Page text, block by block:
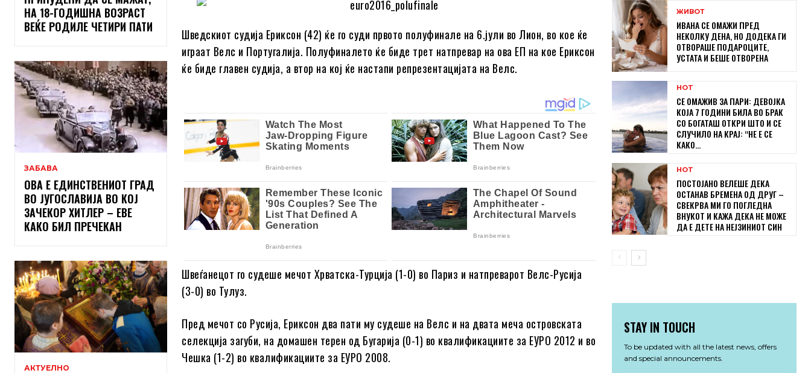
НА 18-ГОДИШНА ВОЗРАСТ
ВЕЌЕ РОДИЛЕ ЧЕТИРИ ПАТИ
ЗАБАВА
ОВА Е ЕДИНСТВЕНИОТ ГРАД
ВО ЈУГОСЛАВИЈА ВО КОЈ
ЗАЧЕКОР ХИТЛЕР – ЕВЕ
КАКО БИЛ ПРЕЧЕКАН
АКТУЕЛНО
Шведскиот судија Ериксон (42) ќе го суди првото полуфинале на 6.јули во Лион, во кое ќе
играат Велс и Португалија. Полуфиналето ќе биде трет натпревар на ова ЕП на кое Ериксон
ќе биде главен судија, а втор на кој ќе настапи репрезентацијата на Велс.
Швеѓанецот го судеше мечот Хрватска-Турција (1-0) во Париз и натпреварот Велс-Русија
(3-0) во Тулуз.
Пред мечот со Русија, Ериксон два пати му судеше на Велс и на двата меча островската
селекција загуби, на домашен терен од Бугарија (0-1) во квалификациите за ЕУРО 2012 и во
Чешка (1-2) во квалификациите за ЕУРО 2008.
ЖИВОТ
ИВАНА СЕ ОМАЖИ ПРЕД
НЕКОЛКУ ДЕНА, НО ДОДЕКА ГИ
ОТВОРАШЕ ПОДАРОЦИТЕ,
УСТАТА И БЕШЕ ОТВОРЕНА
HOT
СЕ ОМАЖИВ ЗА ПАРИ: ДЕВОЈКА
КОЈА 7 ГОДИНИ БИЛА ВО БРАК
СО БОГАТАШ ОТКРИ ШТО И СЕ
СЛУЧИЛО НА КРАЈ: “НЕ Е СЕ
КАКО...
HOT
ПОСТОЈАНО ВЕЛЕШЕ ДЕКА
ОСТАНАВ БРЕМЕНА ОД ДРУГ –
СВЕКРВА МИ ГО ПОГЛЕДНА
ВНУКОТ И КАЖА ДЕКА НЕ МОЖЕ
ДА Е ДЕТЕ НА НЕЈЗИНИОТ СИН
STAY IN TOUCH
To be updated with all the latest news, offers
and special announcements.